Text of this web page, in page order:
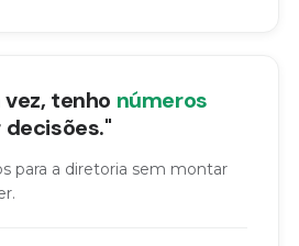
tenho números
para a diretoria sem montar